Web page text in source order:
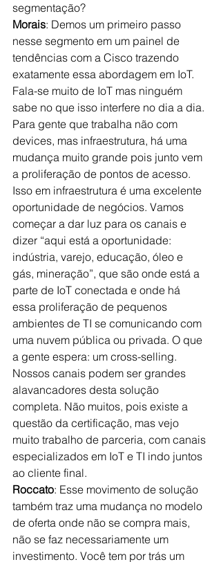
segmentação?
Morais: Demos um primeiro passo
nesse segmento em um painel de
tendências com a Cisco trazendo
exatamente essa abordagem em IoT.
Fala-se muito de IoT mas ninguém
sabe no que isso interfere no dia a dia.
Para gente que trabalha não com
devices, mas infraestrutura, há uma
mudança muito grande pois junto vem
a proliferação de pontos de acesso.
Isso em infraestrutura é uma excelente
oportunidade de negócios. Vamos
começar a dar luz para os canais e
dizer “aqui está a oportunidade:
indústria, varejo, educação, óleo e
gás, mineração”, que são onde está a
parte de IoT conectada e onde há
essa proliferação de pequenos
ambientes de TI se comunicando com
uma nuvem pública ou privada. O que
a gente espera: um cross-selling.
Nossos canais podem ser grandes
alavancadores desta solução
completa. Não muitos, pois existe a
questão da certificação, mas vejo
muito trabalho de parceria, com canais
especializados em IoT e TI indo juntos
ao cliente final.
Roccato: Esse movimento de solução
também traz uma mudança no modelo
de oferta onde não se compra mais,
não se faz necessariamente um
investimento. Você tem por trás um